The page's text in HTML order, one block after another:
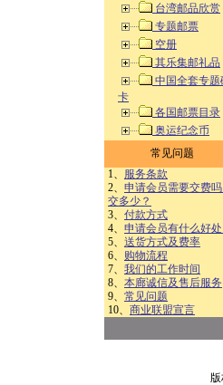
台湾邮品欣赏
专题邮票
空册
其乐集邮礼品
中国全套专题
卡
各国邮票目录
奥运纪念币
常见问题
1、 服务条款
2、 申请会员需要交费吗
交多少？
3、 付款方式
4、 申请会员有什么好处
5、 送货方式及费率
6、 购物流程
7、 我们的工作时间
8、 本廊诚信及售后服务
9、 常见问题
10、 商业联盟宣言
版